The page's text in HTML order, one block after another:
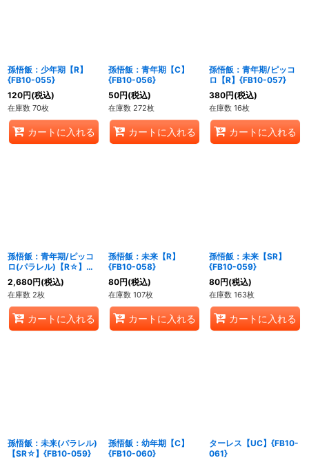
孫悟飯：少年期【R】
{FB10-055}
120円(税込)
在庫数 70枚
カートに入れる
孫悟飯：青年期【C】
{FB10-056}
50円(税込)
在庫数 272枚
カートに入れる
孫悟飯：青年期/ピッコ
ロ【R】{FB10-057}
380円(税込)
在庫数 16枚
カートに入れる
孫悟飯：青年期/ピッコ
ロ(パラレル)【R☆】
{FB10-057}
2,680円(税込)
在庫数 2枚
カートに入れる
孫悟飯：未来【R】
{FB10-058}
80円(税込)
在庫数 107枚
カートに入れる
孫悟飯：未来【SR】
{FB10-059}
80円(税込)
在庫数 163枚
カートに入れる
孫悟飯：未来(パラレル)
【SR☆】{FB10-059}
孫悟飯：幼年期【C】
{FB10-060}
ターレス【UC】{FB10-
061}